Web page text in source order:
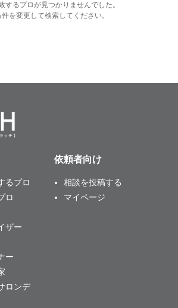
するプロが見つかりませんでした。
を変更して検索してください。
るプロ
ロ
ザー
ー
ロンデ
依頼者向け
相談を投稿する
マイページ